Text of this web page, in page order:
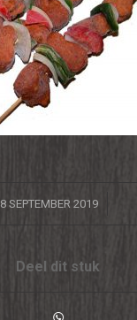
8 SEPTEMBER 2019
/
Deel dit stuk